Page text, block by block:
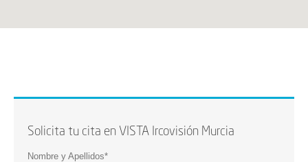
Solicita tu cita en VISTA Ircovisión Murcia
Nombre y Apellidos*